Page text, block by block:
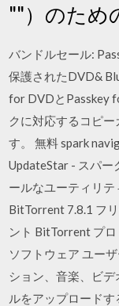
""）のため
バンドルセール:
保護されたDVD&
for DVDとPasskey
クに対応するコピ
す。 無料 spark
UpdateStar - スパー
ールなユーティリテ
BitTorrent 7.8.1 フ
ント BitTorrent プロ
ソフトウェア ユー
ション、音楽、ビ
ルをアップロード